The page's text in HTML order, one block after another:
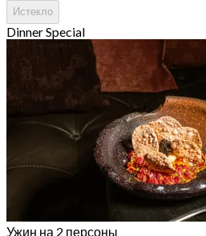
Истекло
Dinner Special
Ужин на 2 персоны